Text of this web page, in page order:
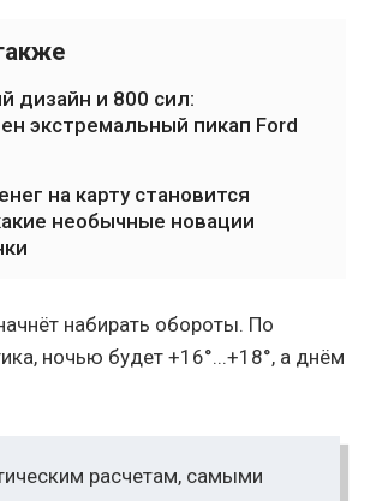
дизайн и 800 сил:
экстремальный пикап Ford
на карту становится
необычные новации
набирать обороты. По
ночью будет +16°...+18°, а днём
расчетам, самыми